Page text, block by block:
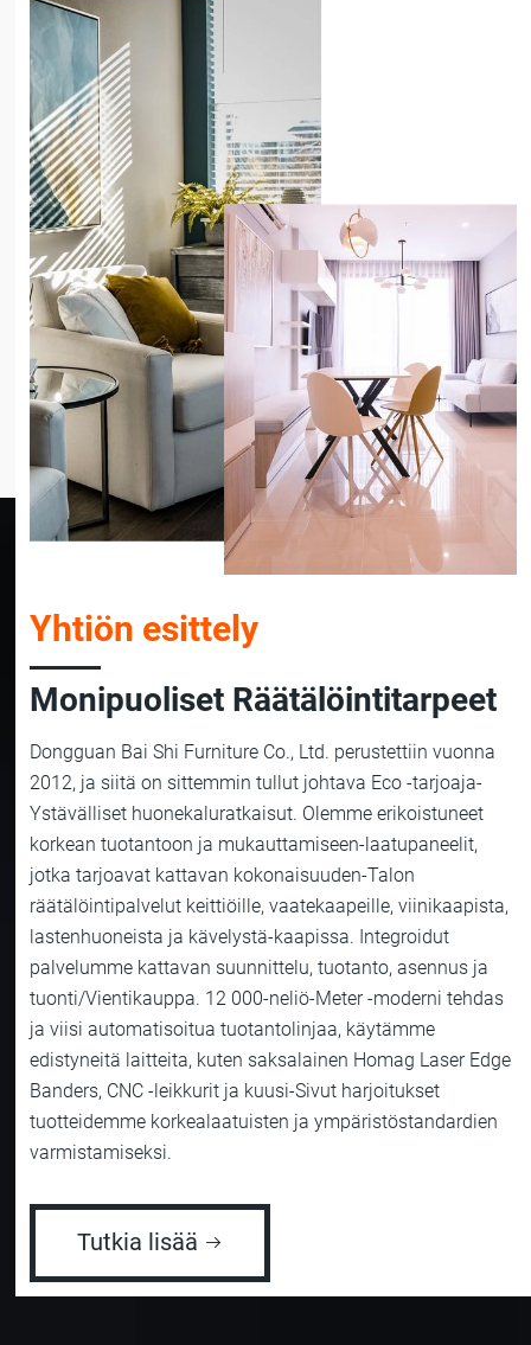
Yhtiön esittely
Monipuoliset Räätälöintitarpeet
Dongguan Bai Shi Furniture Co., Ltd. perustettiin vuonna
2012, ja siitä on sittemmin tullut johtava Eco -tarjoaja-
Ystävälliset huonekaluratkaisut. Olemme erikoistuneet
korkean tuotantoon ja mukauttamiseen-laatupaneelit,
jotka tarjoavat kattavan kokonaisuuden-Talon
räätälöintipalvelut keittiöille, vaatekaapeille, viinikaapista,
lastenhuoneista ja kävelystä-kaapissa. Integroidut
palvelumme kattavan suunnittelu, tuotanto, asennus ja
tuonti/Vientikauppa. 12 000-neliö-Meter -moderni tehdas
ja viisi automatisoitua tuotantolinjaa, käytämme
edistyneitä laitteita, kuten saksalainen Homag Laser Edge
Banders, CNC -leikkurit ja kuusi-Sivut harjoitukset
tuotteidemme korkealaatuisten ja ympäristöstandardien
varmistamiseksi.
Tutkia lisää